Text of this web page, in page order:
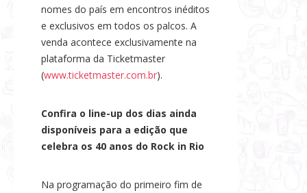
nomes do país em encontros inéditos
e exclusivos em todos os palcos. A
venda acontece exclusivamente na
plataforma da Ticketmaster
(www.ticketmaster.com.br).
Confira o line-up dos dias ainda
disponíveis para a edição que
celebra os 40 anos do Rock in Rio
Na programação do primeiro fim de